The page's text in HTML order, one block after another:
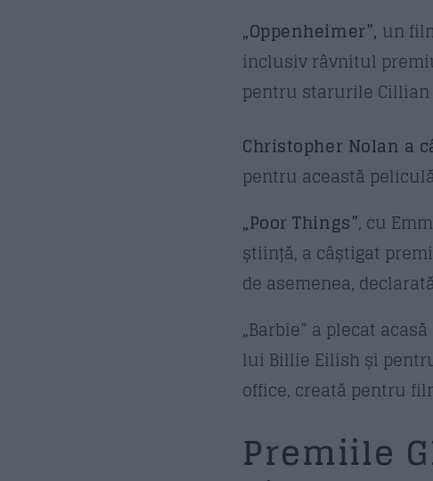
„Oppenheimer”, un
inclusiv râvnitul
pentru starurile Cillian
Christopher Nolan a
pentru această
„Poor Things”, cu
știință, a câștigat
de asemenea,
„Barbie” a plecat
lui Billie Eilish și
office, creată pentru
Premiile